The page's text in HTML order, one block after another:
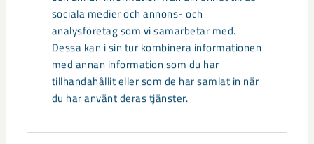
sociala medier och annons- och
analysföretag som vi samarbetar med.
Dessa kan i sin tur kombinera informationen
med annan information som du har
tillhandahållit eller som de har samlat in när
du har använt deras tjänster.
– Driftorganisationen kommer ha ett nära samarbete med
dammsäkerhetssektionen som bedriver ett långsiktigt och
strategiskt arbete kring dammsäkerhet och framtida
deponering. Det arbetet spänner över hela LKAB, säger
Sophie Danilov.
du välkommen med din ansökan innan den 21 juni.